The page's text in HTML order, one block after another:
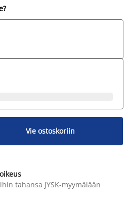
Vie ostoskoriin
tahansa JYSK-myymälään